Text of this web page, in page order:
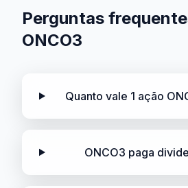
Perguntas
ONCO3
Quanto vale 1 ação
ONCO3 paga